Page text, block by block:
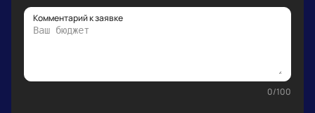
Комментарий к заявке
0/100